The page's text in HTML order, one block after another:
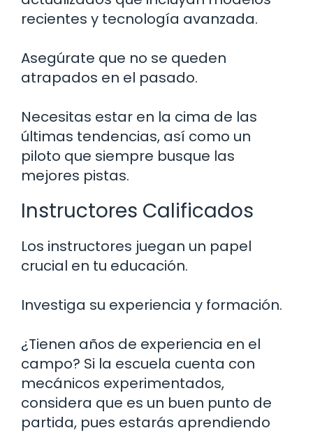
recientes y tecnología avanzada.
Asegúrate que no se queden
atrapados en el pasado.
Necesitas estar en la cima de las
últimas tendencias, así como un
piloto que siempre busque las
mejores pistas.
Instructores Calificados
Los instructores juegan un papel
crucial en tu educación.
Investiga su experiencia y formación.
¿Tienen años de experiencia en el
campo? Si la escuela cuenta con
mecánicos experimentados,
considera que es un buen punto de
partida, pues estarás aprendiendo